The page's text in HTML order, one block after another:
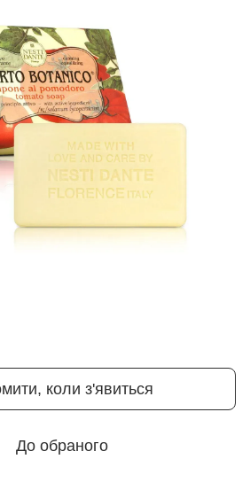
коли з'явиться
До обраного